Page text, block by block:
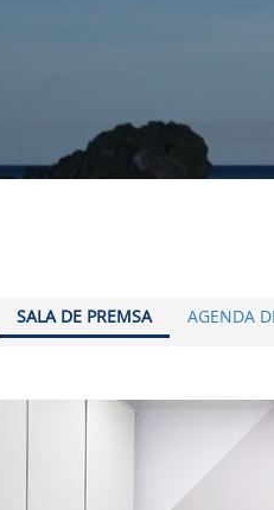
SALA DE PREMSA AGENDA